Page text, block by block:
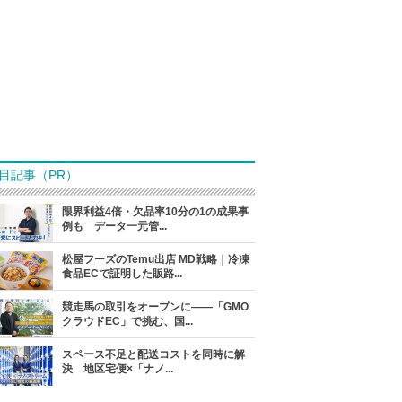
記事（PR）
限界利益4倍・欠品率10分の1の成果事
例も データ一元管...
松屋フーズのTemu出店 MD戦略｜冷凍
食品ECで証明した販路...
競走馬の取引をオープンに――「GMO
クラウドEC」で挑む、国...
スペース不足と配送コストを同時に解
決 地区宅便×「ナノ...